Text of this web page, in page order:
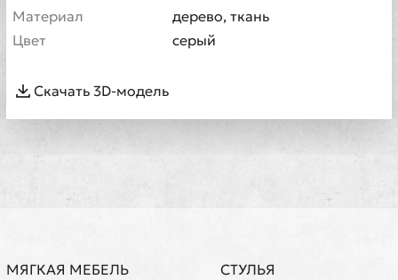
Материал
дерево, ткань
Цвет
серый
Скачать 3D-модель
МЯГКАЯ МЕБЕЛЬ
СТУЛЬЯ